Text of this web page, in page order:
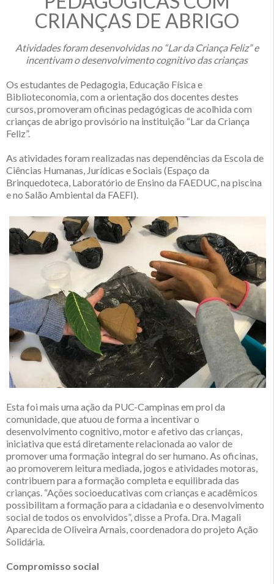
CRIANÇAS DE ABRIGO
Atividades foram desenvolvidas no “Lar da Criança Feliz” e
incentivam o desenvolvimento cognitivo das crianças
Os estudantes de Pedagogia, Educação Física e
Biblioteconomia, com a orientação dos docentes destes
cursos, promoveram oficinas pedagógicas de acolhida com
crianças de abrigo provisório na instituição “Lar da Criança
Feliz”.
As atividades foram realizadas nas dependências da Escola de
Ciências Humanas, Jurídicas e Sociais (Espaço da
Brinquedoteca, Laboratório de Ensino da FAEDUC, na piscina
e no Salão Ambiental da FAEFI).
Esta foi mais uma ação da PUC-Campinas em prol da
comunidade, que atuou de forma a incentivar o
desenvolvimento cognitivo, motor e afetivo das crianças,
iniciativa que está diretamente relacionada ao valor de
promover uma formação integral do ser humano. As oficinas,
ao promoverem leitura mediada, jogos e atividades motoras,
contribuem para a formação completa e equilibrada das
crianças. “Ações socioeducativas com crianças e acadêmicos
possibilitam a formação para a cidadania e o desenvolvimento
social de todos os envolvidos”, disse a Profa. Dra. Magali
Aparecida de Oliveira Arnais, coordenadora do projeto Ação
Solidária.
Compromisso social